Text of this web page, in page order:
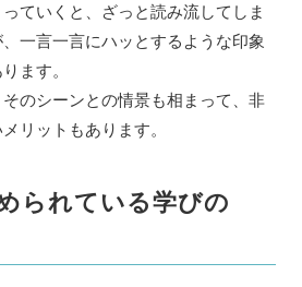
ていくと、ざっと読み流してしま
一言一言にハッとするような印象
ます。
のシーンとの情景も相まって、非
リットもあります。
られている学びの